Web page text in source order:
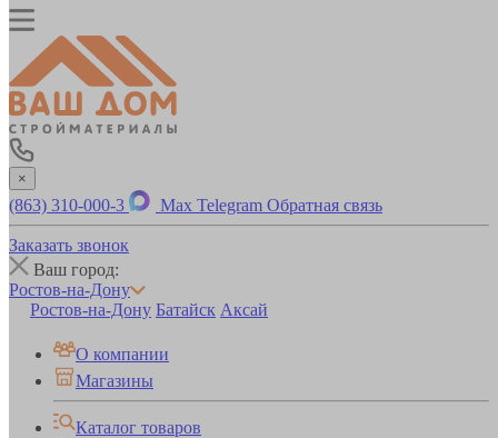
×
(863) 310-000-3 Max Telegram Обратная связь
Заказать звонок
Ваш город:
Ростов-на-Дону
Ростов-на-Дону Батайск Аксай
О компании
Магазины
Каталог товаров